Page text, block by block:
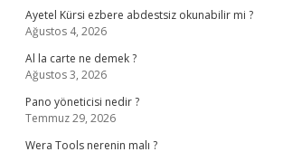
Ayetel Kürsi ezbere abdestsiz okunabilir mi ?
Ağustos 4, 2026
Al la carte ne demek ?
Ağustos 3, 2026
Pano yöneticisi nedir ?
Temmuz 29, 2026
Wera Tools nerenin malı ?